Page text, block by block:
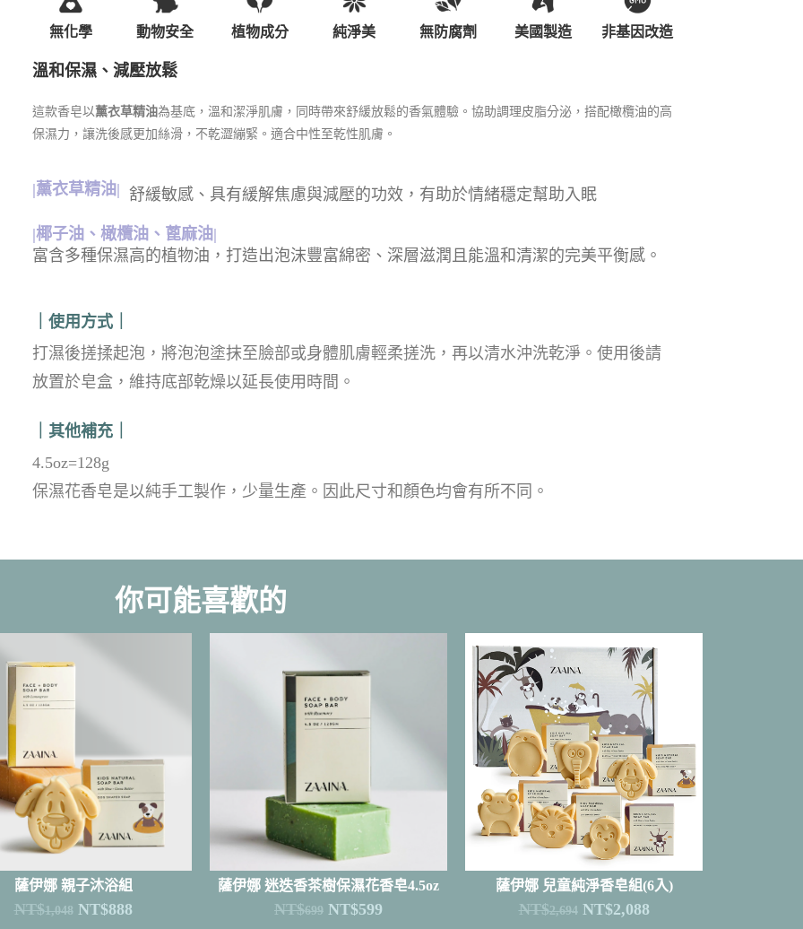
無化學 動物安全 植物成分 純淨美 無防腐劑 美國製造 非基因改造
溫和保濕、減壓放鬆
這款香皂以薰衣草精油為基底，溫和潔淨肌膚，同時帶來舒緩放鬆的香氣體驗。協助調理皮脂分泌，搭配橄欖油的高
保濕力，讓洗後感更加絲滑，不乾澀繃緊。適合中性至乾性肌膚。
|薰衣草精油| 舒緩敏感、具有緩解焦慮與減壓的功效，有助於情緒穩定幫助入眠
|椰子油、橄欖油、蓖麻油|
富含多種保濕高的植物油，打造出泡沫豐富綿密、深層滋潤且能溫和清潔的完美平衡感。
｜使用方式｜
打濕後搓揉起泡，將泡泡塗抹至臉部或身體肌膚輕柔搓洗，再以清水沖洗乾淨。使用後請
放置於皂盒，維持底部乾燥以延長使用時間。
｜其他補充｜
4.5oz=128g
保濕花香皂是以純手工製作，少量生產。因此尺寸和顏色均會有所不同。
你可能喜歡的
薩伊娜 親子沐浴組
NT$1,048 NT$888
薩伊娜 迷迭香茶樹保濕花香皂4.5oz
NT$699 NT$599
薩伊娜 兒童純淨香皂組(6入)
NT$2,694 NT$2,088